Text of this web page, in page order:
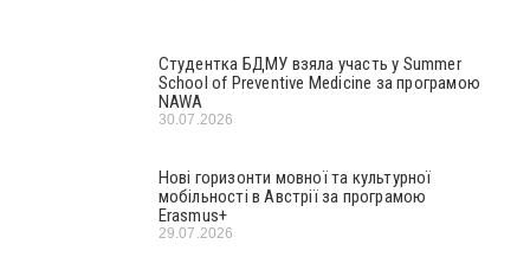
Студентка БДМУ взяла участь у Summer
School of Preventive Medicine за програмою
NAWA
30.07.2026
Нові горизонти мовної та культурної
мобільності в Австрії за програмою
Erasmus+
29.07.2026